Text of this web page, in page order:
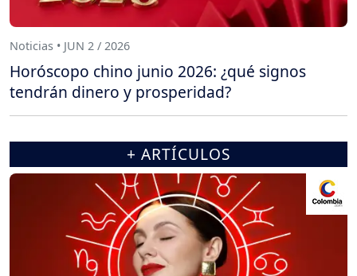
Noticias • JUN 2 / 2026
Horóscopo chino junio 2026: ¿qué signos
tendrán dinero y prosperidad?
+ ARTÍCULOS